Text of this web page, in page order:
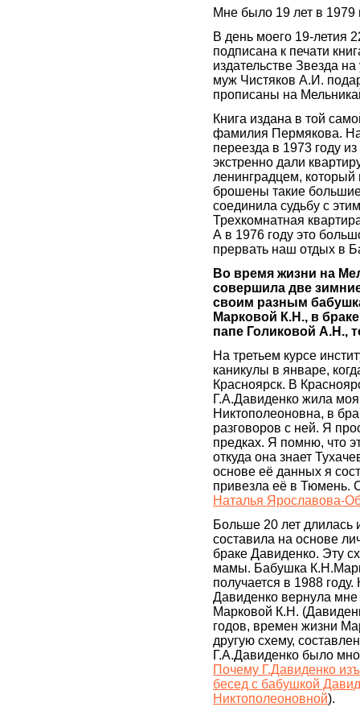
Мне было 19 лет в 1979
В день моего 19-летия
подписана к печати
издательстве Звезда
муж Чистяков А.И.
прописаны на
Книга издана в той
фамилия Пермякова.
переезда в 1973 году
экстренно дали
ленинградцем,
брошены такие
соединила судьбу с
Трехкомнатная
А в 1976 году это
прервать наш отдых в
Во время жизни на
совершила две
своим разным
Марковой К.Н., в
папе Голиковой А.Н.,
На третьем курсе
каникулы в январе,
Красноярск. В
Г.А.Давиденко жила
Никтополеоновна, в
разговоров с ней. Я
предках. Я помню, что
откуда она знает
основе её данных я
привезла её в Тюмень.
Наталья Ярославова-
Больше 20 лет длилась
составила на основе
браке Давиденко. Эту
мамы. Бабушка
получается в 1988
Давиденко вернула
Марковой К.Н.
годов, времен жизни
другую схему,
Г.А.Давиденко было
Почему Г.Давиденко
бесед с бабушкой
Никтополеоновной).